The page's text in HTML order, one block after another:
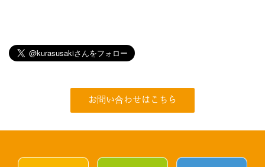
お問い合わせはこちら